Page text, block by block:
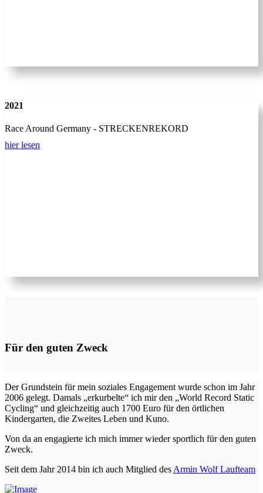
2021
Race Around Germany - STRECKENREKORD
hier lesen
Für den guten Zweck
Der Grundstein für mein soziales Engagement wurde schon im Jahr
2006 gelegt. Damals „erkurbelte“ ich mir den „World Record Static
Cycling“ und gleichzeitig auch 1700 Euro für den örtlichen
Kindergarten, die Zweites Leben und Kuno.
Von da an engagierte ich mich immer wieder sportlich für den guten
Zweck.
Seit dem Jahr 2014 bin ich auch Mitglied des Armin Wolf Laufteam